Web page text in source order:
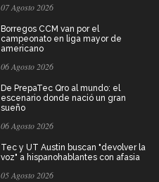
07 Agosto 2026
Borregos CCM van por el
campeonato en liga mayor de
americano
06 Agosto 2026
De PrepaTec Qro al mundo: el
escenario donde nació un gran
sueño
06 Agosto 2026
Tec y UT Austin buscan "devolver la
voz" a hispanohablantes con afasia
05 Agosto 2026